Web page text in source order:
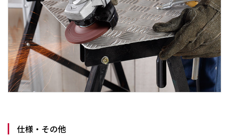
仕様・その他